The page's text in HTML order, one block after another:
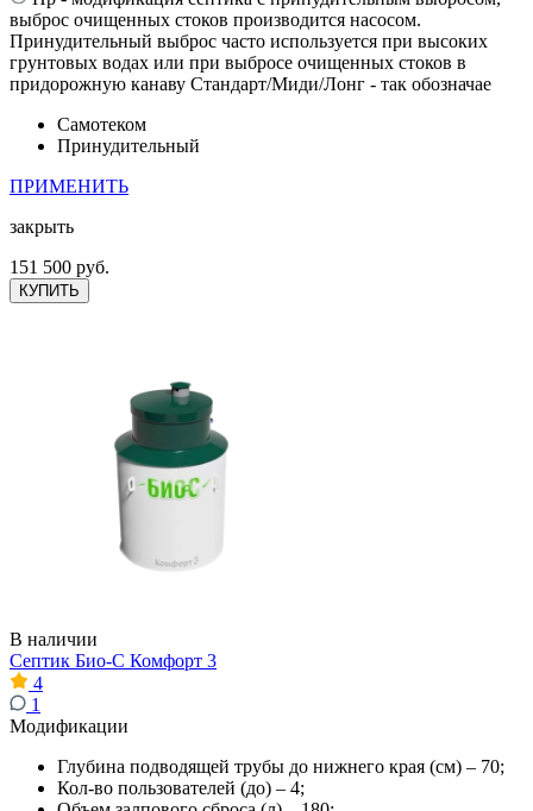
выброс очищенных стоков производится насосом.
Принудительный выброс часто используется при высоких
грунтовых водах или при выбросе очищенных стоков в
придорожную канаву Стандарт/Миди/Лонг - так обозначае
Самотеком
Принудительный
ПРИМЕНИТЬ
закрыть
151 500 руб.
КУПИТЬ
В наличии
Септик Био-С Комфорт 3
4
1
Модификации
Глубина подводящей трубы до нижнего края (см) – 70;
Кол-во пользователей (до) – 4;